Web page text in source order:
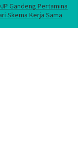
Gandeng Pertamina
Skema Kerja Sama